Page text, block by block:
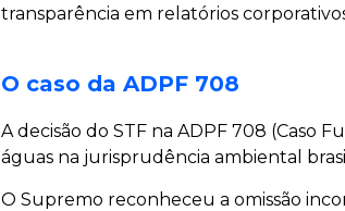
transparência em relatórios
O caso da ADPF 708
A decisão do STF na ADPF 708 (Caso
águas na jurisprudência ambiental
O Supremo reconheceu a omissão